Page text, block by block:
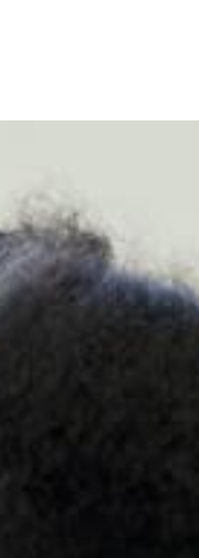
CREDENTE
AMICOAMICO
GINO,